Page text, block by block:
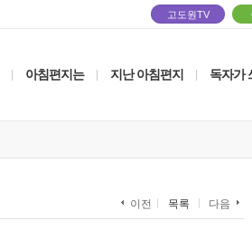
고도원TV
아침편지는 지난 아침편지 독자가
이전 목록 다음